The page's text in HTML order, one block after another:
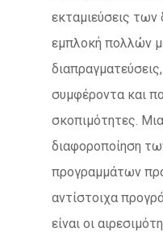
εκταμιεύσεις
εμπλοκή πολλών
συμφέροντα και
σκοπιμότητες.
διαφοροποίηση
προγραμμάτων
αντίστοιχα
είναι οι